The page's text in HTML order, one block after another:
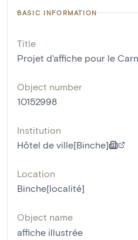
BASIC INFORMATION
Title
Projet d'affiche pour le
Object number
10152998
Institution
Hôtel de ville[Binche]
Location
Binche[localité]
Object name
affiche illustrée